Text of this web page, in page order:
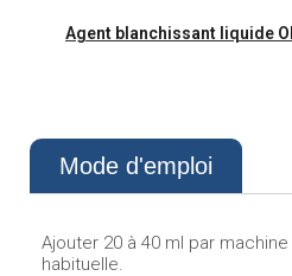
Aperçu
Mode d'emploi
Ajouter 20 à 40 ml par
habituelle.